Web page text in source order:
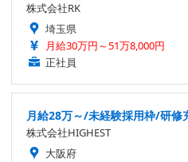
株式会社RK
埼玉県
月給30万円～51万8,000円
正社員
月給28万～/未経験採用枠/研
株式会社HIGHEST
大阪府